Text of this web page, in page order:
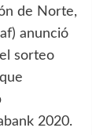
de Norte,
anunció
sorteo
2020.